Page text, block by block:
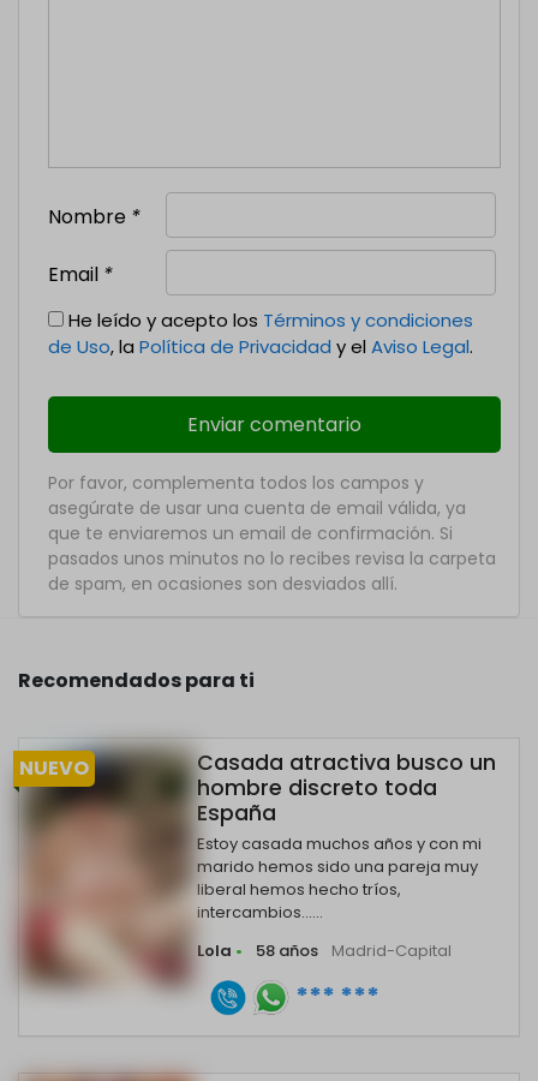
Nombre *
Email *
He leído y acepto los Términos y condiciones
de Uso, la Política de Privacidad y el Aviso Legal.
Por favor, complementa todos los campos y
asegúrate de usar una cuenta de email válida, ya
que te enviaremos un email de confirmación. Si
pasados unos minutos no lo recibes revisa la carpeta
de spam, en ocasiones son desviados allí.
Recomendados para ti
NUEVO
Casada atractiva busco un
hombre discreto toda
España
Estoy casada muchos años y con mi
marido hemos sido una pareja muy
liberal hemos hecho tríos,
intercambios......
Lola • 58 años Madrid-Capital
*** ***